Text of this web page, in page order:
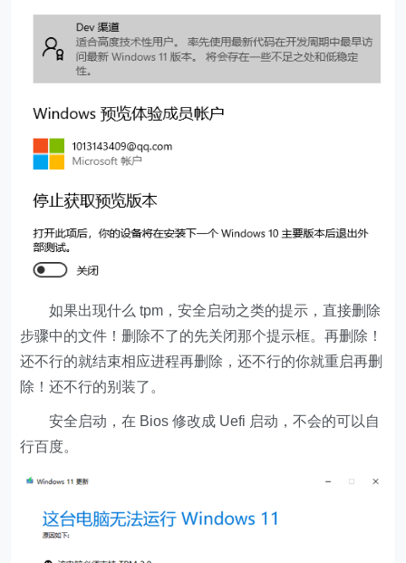
如果出现什么 tpm，安全启动之类的提示，直接删除
步骤中的文件！删除不了的先关闭那个提示框。再删除！
还不行的就结束相应进程再删除，还不行的你就重启再删
除！还不行的别装了。
安全启动，在 Bios 修改成 Uefi 启动，不会的可以自
行百度。